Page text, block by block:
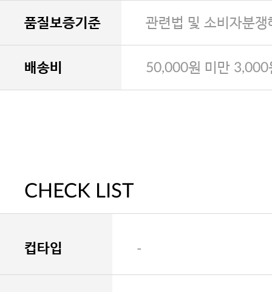
품질보증기준 관련법 및 소비자분
배송비 50,000원 미만 3,000
CHECK LIST
컵타입 -